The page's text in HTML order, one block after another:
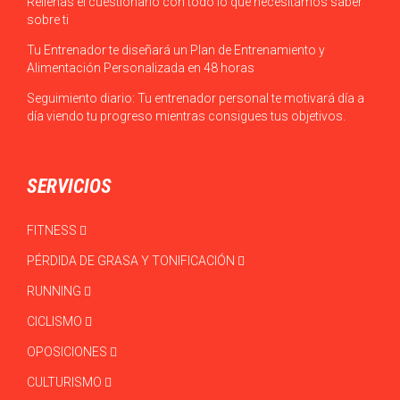
sobre ti
Tu Entrenador te diseñará un Plan de Entrenamiento y
Alimentación Personalizada en 48 horas
Seguimiento diario: Tu entrenador personal te motivará día a
día viendo tu progreso mientras consigues tus objetivos.
SERVICIOS
FITNESS
PÉRDIDA DE GRASA Y TONIFICACIÓN
RUNNING
CICLISMO
OPOSICIONES
CULTURISMO